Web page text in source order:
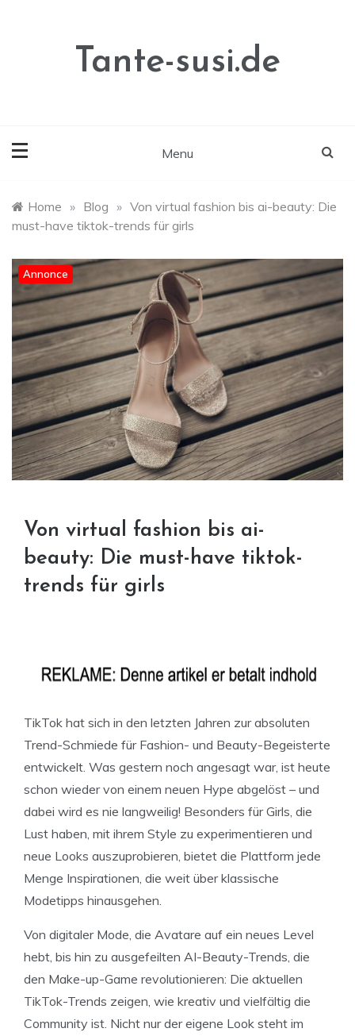
Tante-susi.de
Menu
Home » Blog » Von virtual fashion bis ai-beauty: Die
must-have tiktok-trends für girls
Annonce
Von virtual fashion bis ai-
beauty: Die must-have tiktok-
trends für girls
TikTok hat sich in den letzten Jahren zur absoluten
Trend-Schmiede für Fashion- und Beauty-Begeisterte
entwickelt. Was gestern noch angesagt war, ist heute
schon wieder von einem neuen Hype abgelöst – und
dabei wird es nie langweilig! Besonders für Girls, die
Lust haben, mit ihrem Style zu experimentieren und
neue Looks auszuprobieren, bietet die Plattform jede
Menge Inspirationen, die weit über klassische
Modetipps hinausgehen.
Von digitaler Mode, die Avatare auf ein neues Level
hebt, bis hin zu ausgefeilten AI-Beauty-Trends, die
den Make-up-Game revolutionieren: Die aktuellen
TikTok-Trends zeigen, wie kreativ und vielfältig die
Community ist. Nicht nur der eigene Look steht im